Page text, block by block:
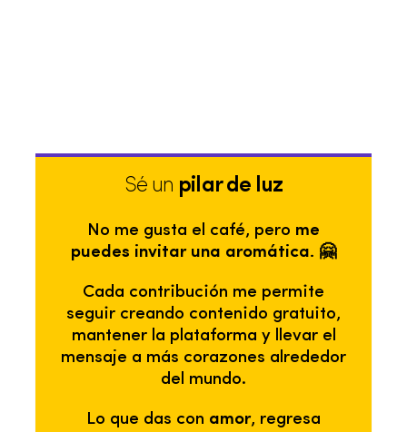
Sé un pilar de luz
No me gusta el café, pero me
puedes invitar una aromática. 🤗
Cada contribución me permite
seguir creando contenido gratuito,
mantener la plataforma y llevar el
mensaje a más corazones alrededor
del mundo.
Lo que das con amor, regresa